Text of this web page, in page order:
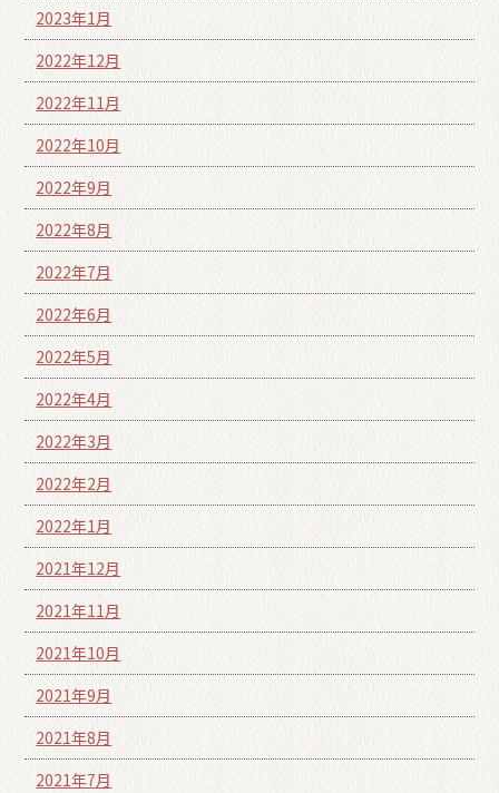
2023年1月
2022年12月
2022年11月
2022年10月
2022年9月
2022年8月
2022年7月
2022年6月
2022年5月
2022年4月
2022年3月
2022年2月
2022年1月
2021年12月
2021年11月
2021年10月
2021年9月
2021年8月
2021年7月